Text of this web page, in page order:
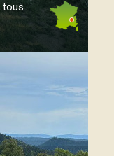
tous